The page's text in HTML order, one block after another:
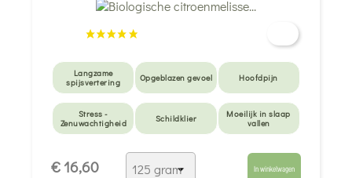
Langzame
spijsvertering
Opgeblazen gevoel Hoofdpijn
Stress -
Zenuwachtigheid
Schildklier
Moeilijk in slaap
vallen
Anti-muggen -
€ 16,60 In winkelwagen